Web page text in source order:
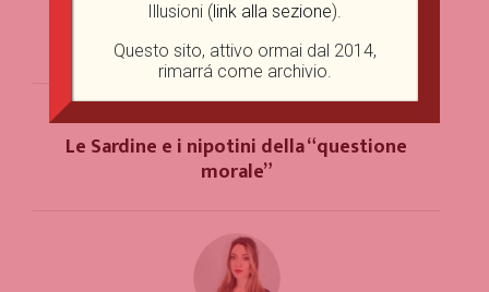
Lockdown, responsabilità, disuguaglianze:
quando il drastico incontra il necessario.
Le Sardine e i nipotini della “questione
morale”
Illusioni (link alla sezione).
Questo sito, attivo ormai dal 2014,
rimarrá come archivio.